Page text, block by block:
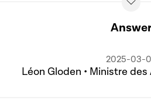
2025-03-
Léon Gloden • Ministre